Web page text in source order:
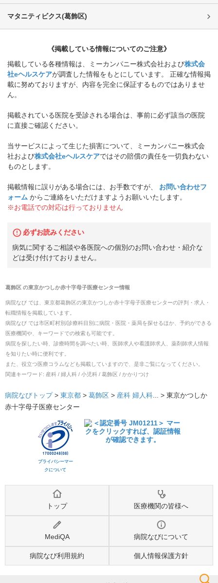
マタニティビクス(葛飾区)
《掲載している情報についてのご注意》
掲載している各種情報は、ミーカンパニー株式会社および株式会
社eヘルスケアが調査した情報をもとにしています。 正確な情報掲
載に努めておりますが、内容を完全に保証するものではありませ
ん。
掲載されている医院を受診される場合は、事前に必ず該当の医院
に直接ご確認ください。
当サービスによって生じた損害について、ミーカンパニー株式会
社および株式会社eヘルスケアではその賠償の責任を一切負わない
ものとします。
掲載情報に誤りがある場合には、お手数ですが、
お問い合わせフ
ォーム からご連絡をいただけますようお願いいたします。
※お電話での対応は行っておりません
必ずお読みください
病気に関するご相談や各医院への個別のお問い合わせ・紹介な
どは受け付けておりません。
葛飾区の東京かつしか赤十字母子医療センター情報
病院なび では、 東京都葛飾区の東京かつしか赤十字母子医療センターの評判・求人・
転職情報を掲載しています。
病院なび では市区町村別/診療科目別に病院・医院・薬局を探せるほか、予約ができる
医療機関や、キーワードでの検索も可能です。
病院を探したい時、診療時間を調べたい時、医師求人や看護師求人、薬剤師求人情報
を知りたい時に便利です。
また、役立つ医療コラムなども掲載していますので、是非ご覧になってください。
関連キーワード: 産科 / 婦人科 / 小児科 / 葛飾区 / かかりつけ
病院なびトップ > 東京都 > 葛飾区 > 産科 婦人科... > 東京かつしか
赤十字母子医療センター
プライバシーマー
クについて
トップ 医療機関の皆様へ
MediQA 病院なびについて
病院なび利用規約 個人情報保護方針